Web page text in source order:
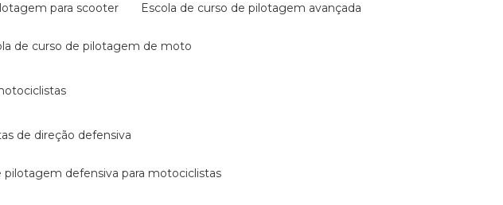
para scooter escola de curso de pilotagem avançada
de curso de pilotagem de moto
de direção defensiva
pilotagem defensiva para motociclistas